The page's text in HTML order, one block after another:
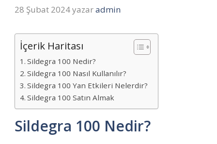
28 Şubat 2024yazaradmin
İçerik Haritası
Sildegra 100 Nedir?
Sildegra 100 Nasıl Kullanılır?
Sildegra 100 Yan Etkileri Nelerdir?
Sildegra 100 Satın Almak
Sildegra 100 Nedir?